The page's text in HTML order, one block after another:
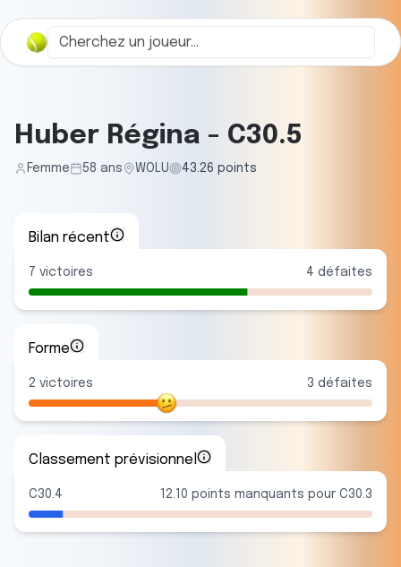
Huber Régina - C30.5
Femme 58 ans WOLU 43.26 points
Bilan récent
7 victoires 4 défaites
Forme
2 victoires 3 défaites
Classement prévisionnel
C30.4 12.10 points manquants pour C30.3